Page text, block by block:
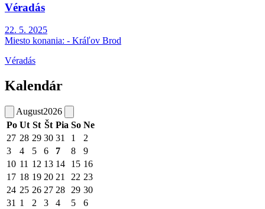
Véradás
22. 5. 2025
Miesto konania: - Kráľov Brod
Véradás
Kalendár
August2026
Po Ut St Št Pia So Ne
27 28 29 30 31 1
2
3
4 5 6 7 8
9
10 11 12 13 14 15 16
17 18 19 20 21 22 23
24 25 26 27 28 29 30
31 1 2 3 4 5 6